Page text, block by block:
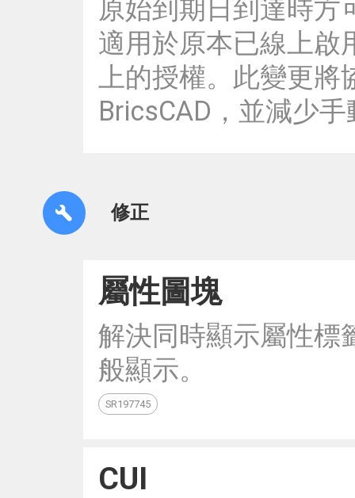
原始到期日到達時方
適用於原本已線上啟
上的授權。此變更將
BricsCAD，並減少
修正
屬性圖塊
解決同時顯示屬性標
般顯示。
SR197745
CUI